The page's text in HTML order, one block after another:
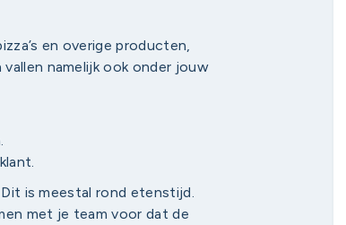
en overige producten,
namelijk ook onder jouw
Dit is meestal rond etenstijd.
met je team voor dat de